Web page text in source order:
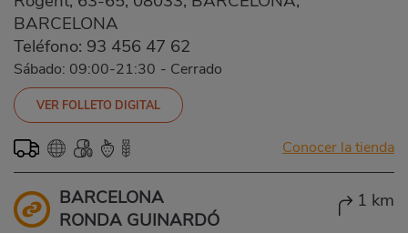
BARCELONA
Teléfono: 93 456 47 62
Sábado: 09:00-21:30 - Cerrado
VER FOLLETO DIGITAL
Conocer la tienda
BARCELONA
RONDA GUINARDÓ
1 km